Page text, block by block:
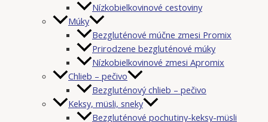
Nízkobielkovinové cestoviny
Múky
Bezgluténové múčne zmesi Promix
Prirodzene bezgluténové múky
Nízkobielkovinové zmesi Apromix
Chlieb – pečivo
Bezgluténový chlieb – pečivo
Keksy, müsli, sneky
Bezgluténové pochutiny-keksy-müsli